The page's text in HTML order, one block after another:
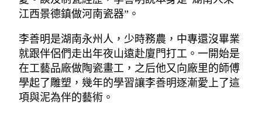
江西景德鎮做河南瓷器”。
李善明是湖南永州人，少時務農，中專還沒畢業
就跟伴侶們走出年夜山遠赴廈門打工。一開始是
在工藝品廠做陶瓷畫工，之后他又向廠里的師傅
學起了雕塑，幾年的學習讓李善明逐漸愛上了這
項與泥為伴的藝術。